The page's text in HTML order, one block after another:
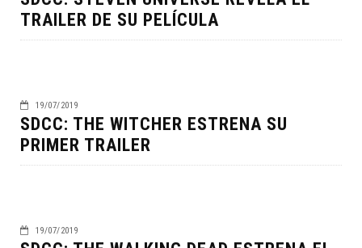
TRAILER DE SU PELÍCULA
19/07/2019
SDCC: THE WITCHER ESTRENA SU
PRIMER TRAILER
19/07/2019